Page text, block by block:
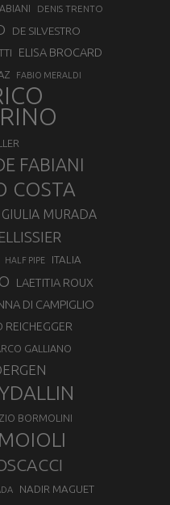
DENIS TRENTO
DE SILVESTRO
ELISA BROCARD
FABIO MERALDI
FABIANI
COSTA
GIULIA MURADA
HALF PIPE ITALIA
LAETITIA ROUX
DI CAMPIGLIO
REICHEGGER
GALLIANO
BORMOLINI
NADIR MAGUET